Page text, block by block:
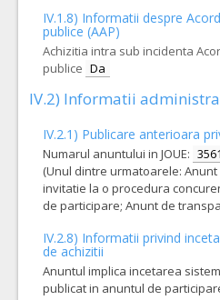
IV.1.8) Informatii despre
publice (AAP)
Achizitia intra sub incidenta
publice Da
IV.2) Informatii
IV.2.1) Publicare anterioara
Numarul anuntului in JOUE:
(Unul dintre urmatoarele:
invitatie la o procedura
de participare; Anunt de
IV.2.8) Informatii privind
de achizitii
Anuntul implica incetarea
publicat in anuntul de